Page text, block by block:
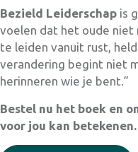
Bezield Leiderschap is
voelen dat het oude niet
te leiden vanuit rust,
verandering begint niet
herinneren wie je bent.”
Bestel nu het boek en
voor jou kan betekenen.